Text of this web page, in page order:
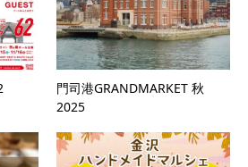
門司港GRANDMARKET 秋
2025